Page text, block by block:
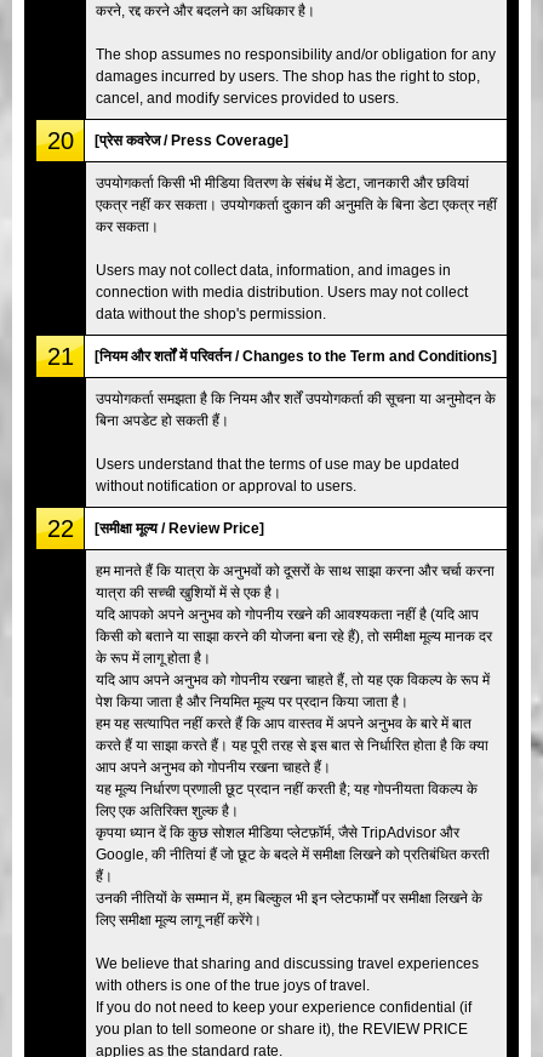
करने, रद्द करने और बदलने का अधिकार है।
The shop assumes no responsibility and/or obligation for any
damages incurred by users. The shop has the right to stop,
cancel, and modify services provided to users.
20 [प्रेस कवरेज / Press Coverage]
उपयोगकर्ता किसी भी मीडिया वितरण के संबंध में डेटा, जानकारी और छवियां
एकत्र नहीं कर सकता। उपयोगकर्ता दुकान की अनुमति के बिना डेटा एकत्र नहीं
कर सकता।
Users may not collect data, information, and images in
connection with media distribution. Users may not collect
data without the shop's permission.
21 [नियम और शर्तों में परिवर्तन / Changes to the Term and Conditions]
उपयोगकर्ता समझता है कि नियम और शर्तें उपयोगकर्ता की सूचना या अनुमोदन के
बिना अपडेट हो सकती हैं।
Users understand that the terms of use may be updated
without notification or approval to users.
22 [समीक्षा मूल्य / Review Price]
हम मानते हैं कि यात्रा के अनुभवों को दूसरों के साथ साझा करना और चर्चा करना
यात्रा की सच्ची खुशियों में से एक है।
यदि आपको अपने अनुभव को गोपनीय रखने की आवश्यकता नहीं है (यदि आप
किसी को बताने या साझा करने की योजना बना रहे हैं), तो समीक्षा मूल्य मानक दर
के रूप में लागू होता है।
यदि आप अपने अनुभव को गोपनीय रखना चाहते हैं, तो यह एक विकल्प के रूप में
पेश किया जाता है और नियमित मूल्य पर प्रदान किया जाता है।
हम यह सत्यापित नहीं करते हैं कि आप वास्तव में अपने अनुभव के बारे में बात
करते हैं या साझा करते हैं। यह पूरी तरह से इस बात से निर्धारित होता है कि क्या
आप अपने अनुभव को गोपनीय रखना चाहते हैं।
यह मूल्य निर्धारण प्रणाली छूट प्रदान नहीं करती है; यह गोपनीयता विकल्प के
लिए एक अतिरिक्त शुल्क है।
कृपया ध्यान दें कि कुछ सोशल मीडिया प्लेटफ़ॉर्म, जैसे TripAdvisor और
Google, की नीतियां हैं जो छूट के बदले में समीक्षा लिखने को प्रतिबंधित करती
हैं।
उनकी नीतियों के सम्मान में, हम बिल्कुल भी इन प्लेटफार्मों पर समीक्षा लिखने के
लिए समीक्षा मूल्य लागू नहीं करेंगे।
We believe that sharing and discussing travel experiences
with others is one of the true joys of travel.
If you do not need to keep your experience confidential (if
you plan to tell someone or share it), the REVIEW PRICE
applies as the standard rate.